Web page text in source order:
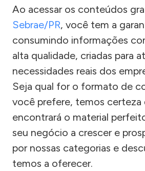
Ao acessar os conteúdos
Sebrae/PR, você tem a
consumindo informações
alta qualidade, criadas para
necessidades reais dos
Seja qual for o formato de
você prefere, temos certeza
encontrará o material
seu negócio a crescer e
por nossas categorias e
temos a oferecer.